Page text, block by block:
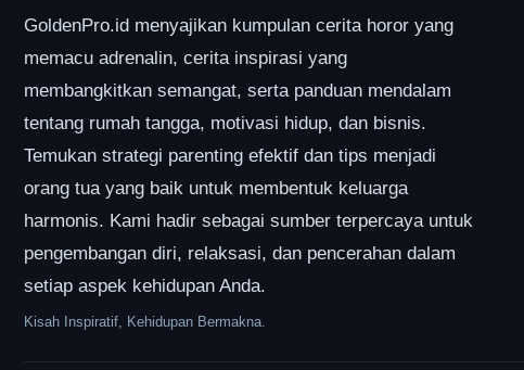
GoldenPro.id menyajikan kumpulan cerita horor yang
memacu adrenalin, cerita inspirasi yang
membangkitkan semangat, serta panduan mendalam
tentang rumah tangga, motivasi hidup, dan bisnis.
Temukan strategi parenting efektif dan tips menjadi
orang tua yang baik untuk membentuk keluarga
harmonis. Kami hadir sebagai sumber terpercaya untuk
pengembangan diri, relaksasi, dan pencerahan dalam
setiap aspek kehidupan Anda.
Kisah Inspiratif, Kehidupan Bermakna.